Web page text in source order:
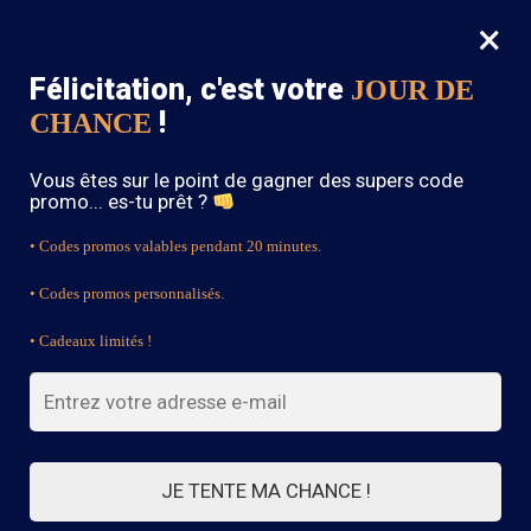
0
SOLDES : -15% sur toute la boutique avec le code « BOHEME15 »
Robe Bohème Chic
FILTRES
Affichage de 232–234 sur 234
résultats
×
Félicitation, c'est votre JOUR DE
CHANCE !
Vous êtes sur le point de gagner des supers code
promo... es-tu prêt ?
• Codes promos valables pendant 20 minutes.
• Codes promos personnalisés.
• Cadeaux limités !
JE TENTE MA CHANCE !